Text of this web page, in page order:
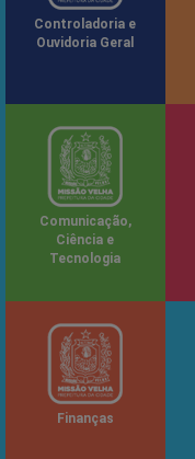
Controladoria e
Ouvidoria Geral
Comunicação,
Ciência e
Tecnologia
Finanças